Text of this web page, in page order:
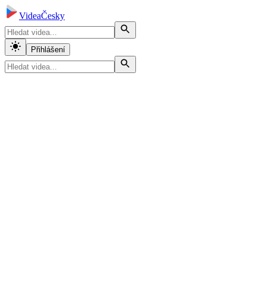
VideaČesky
Přihlášení